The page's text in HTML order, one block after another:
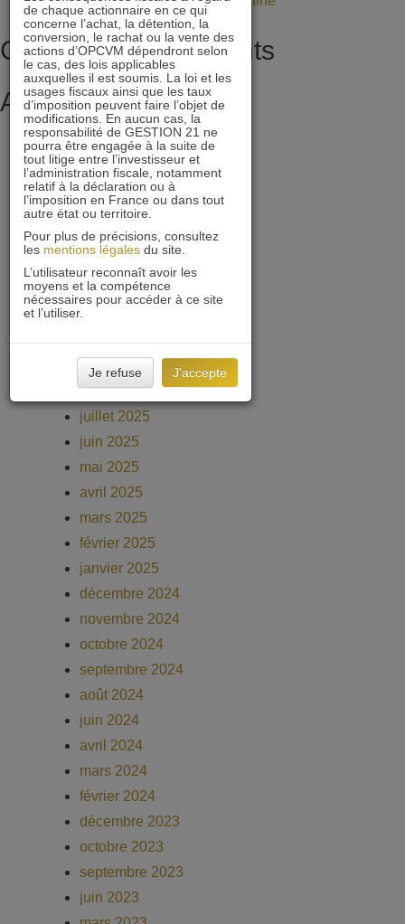
Commentaires récents
Archives
juillet 2026
juin 2026
mai 2026
avril 2026
mars 2026
février 2026
décembre 2025
novembre 2025
octobre 2025
septembre 2025
août 2025
juillet 2025
juin 2025
mai 2025
avril 2025
mars 2025
février 2025
janvier 2025
décembre 2024
novembre 2024
octobre 2024
septembre 2024
août 2024
juin 2024
avril 2024
mars 2024
février 2024
décembre 2023
octobre 2023
septembre 2023
juin 2023
de chaque actionnaire en ce qui
concerne l’achat, la détention, la
conversion, le rachat ou la vente des
actions d’OPCVM dépendront selon
le cas, des lois applicables
auxquelles il est soumis. La loi et les
usages fiscaux ainsi que les taux
d’imposition peuvent faire l’objet de
modifications. En aucun cas, la
responsabilité de GESTION 21 ne
pourra être engagée à la suite de
tout litige entre l’investisseur et
l’administration fiscale, notamment
relatif à la déclaration ou à
l’imposition en France ou dans tout
autre état ou territoire.
Pour plus de précisions, consultez
les mentions légales du site.
L’utilisateur reconnaît avoir les
moyens et la compétence
nécessaires pour accéder à ce site
et l’utiliser.
Je refuse J'accepte